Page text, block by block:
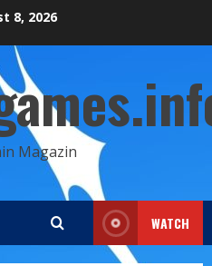
8, 2026
Magazin
WATCH